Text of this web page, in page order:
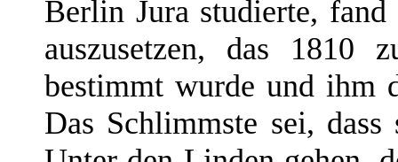
Berlin Jura studierte,
auszusetzen, das 1810
bestimmt wurde und ihm
Das Schlimmste sei,